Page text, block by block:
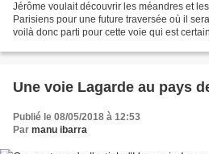
Jérôme voulait découvrir les méandres et
Parisiens pour une future traversée où il
voilà donc parti pour cette voie qui est
Une voie Lagarde au pays
Publié le 08/05/2018 à 12:53
Par manu ibarra